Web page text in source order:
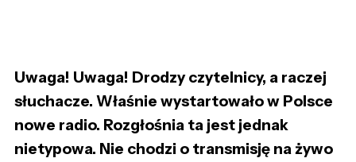
Uwaga! Uwaga! Drodzy czytelnicy, a raczej
słuchacze. Właśnie wystartowało w Polsce
nowe radio. Rozgłośnia ta jest jednak
nietypowa. Nie chodzi o transmisję na żywo